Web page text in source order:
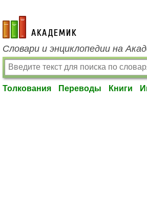
academic.ru
Словари и энциклопедии на
Толкования Переводы Книги